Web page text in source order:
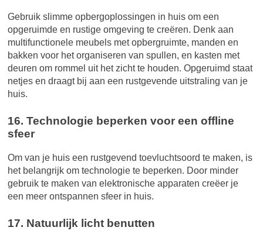
Gebruik slimme opbergoplossingen in huis om een
opgeruimde en rustige omgeving te creëren. Denk aan
multifunctionele meubels met opbergruimte, manden en
bakken voor het organiseren van spullen, en kasten met
deuren om rommel uit het zicht te houden. Opgeruimd staat
netjes en draagt bij aan een rustgevende uitstraling van je
huis.
16. Technologie beperken voor een offline
sfeer
Om van je huis een rustgevend toevluchtsoord te maken, is
het belangrijk om technologie te beperken. Door minder
gebruik te maken van elektronische apparaten creëer je
een meer ontspannen sfeer in huis.
17. Natuurlijk licht benutten